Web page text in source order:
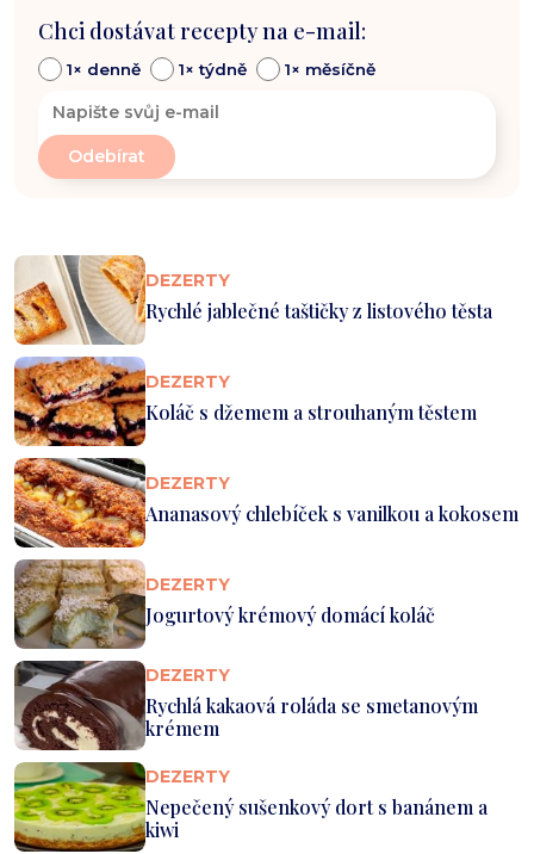
Chci dostávat recepty na e-mail:
1× denně 1× týdně 1× měsíčně
DEZERTY
Rychlé jablečné taštičky z listového těsta
DEZERTY
Koláč s džemem a strouhaným těstem
DEZERTY
Ananasový chlebíček s vanilkou a kokosem
DEZERTY
Jogurtový krémový domácí koláč
DEZERTY
Rychlá kakaová roláda se smetanovým
krémem
DEZERTY
Nepečený sušenkový dort s banánem a
kiwi